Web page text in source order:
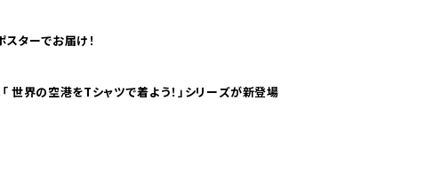
ターでお届け！
コードTシャツで海外旅行気分！ pTaに「 世界の空港をTシャツで着よう！」シリーズが新登場